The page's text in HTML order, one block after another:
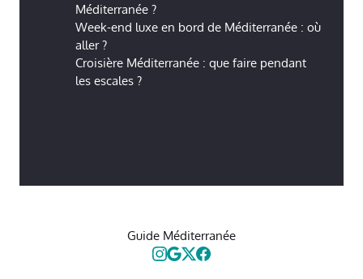
Méditerranée ?
Week-end luxe en bord de Méditerranée : où
aller ?
Croisière Méditerranée : que faire pendant
les escales ?
Guide Méditerranée